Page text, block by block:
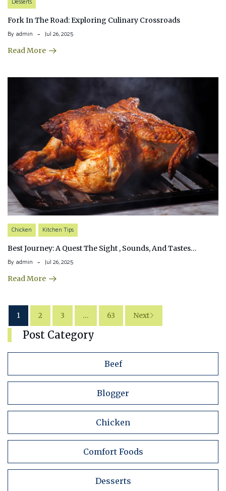
Fork In The Road: Exploring Culinary Crossroads
By admin Jul 26, 2025
Read More
Chicken Kitchen Tips
Best Journey: A Quest The Sight , Sounds, And Tastes…
By admin Jul 26, 2025
Read More
1 2 3 … 63 Next
Post Category
Beef
Blogger
Chicken
Comfort Foods
Desserts